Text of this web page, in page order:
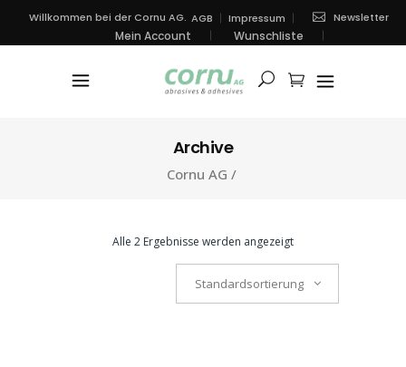
Willkommen bei der Cornu AG. AGB Impressum Newsletter
Mein Account Wunschliste
Archive
Cornu AG /
Alle 2 Ergebnisse werden angezeigt
Standardsortierung